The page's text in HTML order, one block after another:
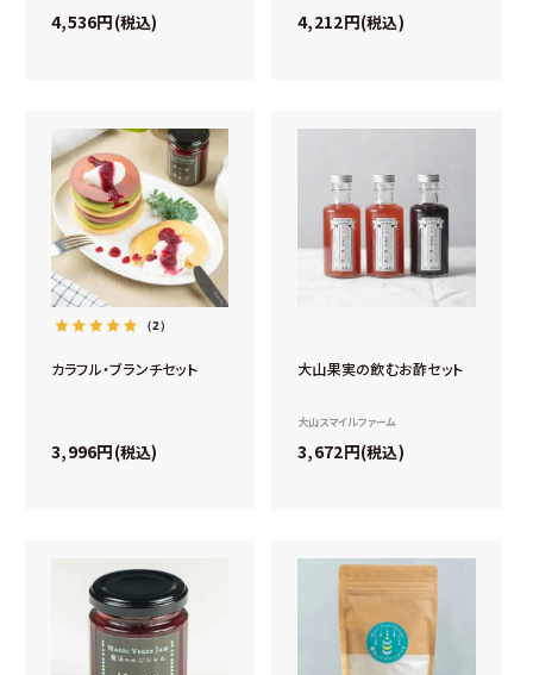
4,536 税込 4,212 税込
（2）
カラフル・ブランチセット
3,996 税込
大山果実の飲むお酢セット
大山スマイルファーム
3,672 税込